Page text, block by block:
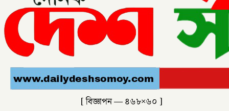
[ বিজ্ঞাপন — ৪৬৮×৬০ ]